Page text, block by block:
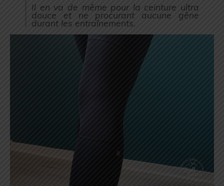
Il en va de même pour la ceinture ultra
douce et ne procurant aucune gêne
durant les entraînements.